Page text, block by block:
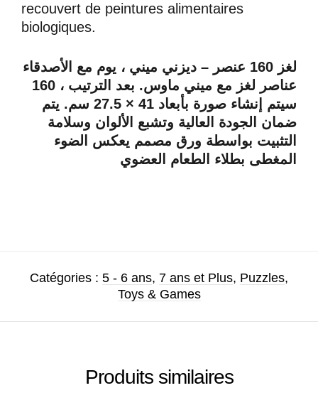
recouvert de peintures alimentaires
biologiques.
لغز 160 عنصر – ديزني ميني ، يوم مع الأصدقاء
160 عناصر لغز مع ميني ماوس. بعد الترتيب ،
سيتم إنشاء صورة بأبعاد 41 × 27.5 سم. يتم
ضمان الجودة العالية وتشبع الألوان وسلامة
التثبيت بواسطة ورق مصمم يعكس الضوء
المغطى بطلاء الطعام العضوي
Catégories : 5 - 6 ans, 7 ans et Plus, Puzzles,
Toys & Games
Produits similaires